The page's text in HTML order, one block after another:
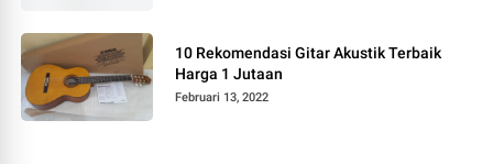
10 Rekomendasi Gitar Akustik Terbaik
Harga 1 Jutaan
Februari 13, 2022